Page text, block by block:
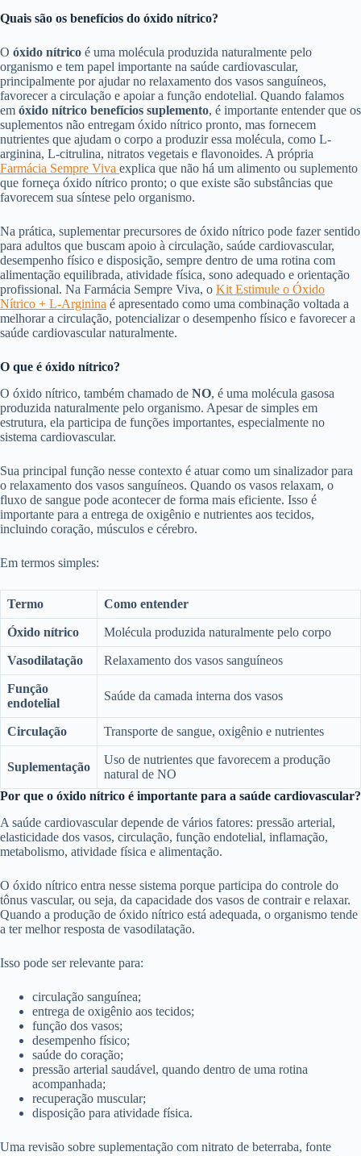
Quais são os benefícios do óxido nítrico?
O óxido nítrico é uma molécula produzida naturalmente pelo
organismo e tem papel importante na saúde cardiovascular,
principalmente por ajudar no relaxamento dos vasos sanguíneos,
favorecer a circulação e apoiar a função endotelial. Quando falamos
em óxido nítrico benefícios suplemento, é importante entender que os
suplementos não entregam óxido nítrico pronto, mas fornecem
nutrientes que ajudam o corpo a produzir essa molécula, como L-
arginina, L-citrulina, nitratos vegetais e flavonoides. A própria
Farmácia Sempre Viva explica que não há um alimento ou suplemento
que forneça óxido nítrico pronto; o que existe são substâncias que
favorecem sua síntese pelo organismo.
Na prática, suplementar precursores de óxido nítrico pode fazer sentido
para adultos que buscam apoio à circulação, saúde cardiovascular,
desempenho físico e disposição, sempre dentro de uma rotina com
alimentação equilibrada, atividade física, sono adequado e orientação
profissional. Na Farmácia Sempre Viva, o Kit Estimule o Óxido
Nítrico + L-Arginina é apresentado como uma combinação voltada a
melhorar a circulação, potencializar o desempenho físico e favorecer a
saúde cardiovascular naturalmente.
O que é óxido nítrico?
O óxido nítrico, também chamado de NO, é uma molécula gasosa
produzida naturalmente pelo organismo. Apesar de simples em
estrutura, ela participa de funções importantes, especialmente no
sistema cardiovascular.
Sua principal função nesse contexto é atuar como um sinalizador para
o relaxamento dos vasos sanguíneos. Quando os vasos relaxam, o
fluxo de sangue pode acontecer de forma mais eficiente. Isso é
importante para a entrega de oxigênio e nutrientes aos tecidos,
incluindo coração, músculos e cérebro.
Em termos simples:
Termo Como entender
Óxido nítrico Molécula produzida naturalmente pelo corpo
Vasodilatação Relaxamento dos vasos sanguíneos
Função
endotelial
Saúde da camada interna dos vasos
Circulação Transporte de sangue, oxigênio e nutrientes
Suplementação
Uso de nutrientes que favorecem a produção
natural de NO
Por que o óxido nítrico é importante para a saúde cardiovascular?
A saúde cardiovascular depende de vários fatores: pressão arterial,
elasticidade dos vasos, circulação, função endotelial, inflamação,
metabolismo, atividade física e alimentação.
O óxido nítrico entra nesse sistema porque participa do controle do
tônus vascular, ou seja, da capacidade dos vasos de contrair e relaxar.
Quando a produção de óxido nítrico está adequada, o organismo tende
a ter melhor resposta de vasodilatação.
Isso pode ser relevante para:
circulação sanguínea;
entrega de oxigênio aos tecidos;
função dos vasos;
desempenho físico;
saúde do coração;
pressão arterial saudável, quando dentro de uma rotina
acompanhada;
recuperação muscular;
disposição para atividade física.
Uma revisão sobre suplementação com nitrato de beterraba, fonte